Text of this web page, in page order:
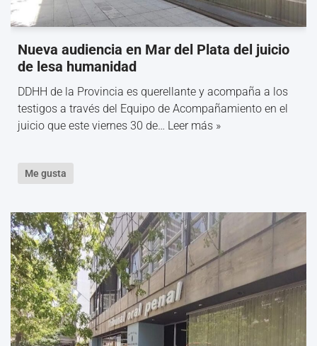
Nueva audiencia en Mar del Plata del juicio
de lesa humanidad
DDHH de la Provincia es querellante y acompaña a los
testigos a través del Equipo de Acompañamiento en el
juicio que este viernes 30 de… Leer más »
Me gusta